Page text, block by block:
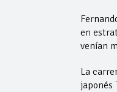
en
venían
La
japonés